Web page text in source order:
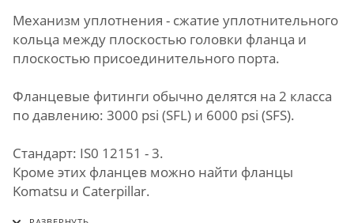
Механизм уплотнения - сжатие уплотнительного
кольца между плоскостью головки фланца и
плоскостью присоединительного порта.
Фланцевые фитинги обычно делятся на 2 класса
по давлению: 3000 psi (SFL) и 6000 psi (SFS).
Стандарт: IS0 12151 - 3.
Кроме этих фланцев можно найти фланцы
Komatsu и Caterpillar.